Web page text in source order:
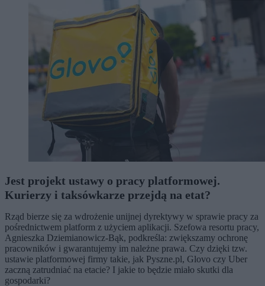
Jest projekt ustawy o pracy platformowej.
Kurierzy i taksówkarze przejdą na etat?
Rząd bierze się za wdrożenie unijnej dyrektywy w sprawie pracy za
pośrednictwem platform z użyciem aplikacji. Szefowa resortu pracy,
Agnieszka Dziemianowicz-Bąk, podkreśla: zwiększamy ochronę
pracowników i gwarantujemy im należne prawa. Czy dzięki tzw.
ustawie platformowej firmy takie, jak Pyszne.pl, Glovo czy Uber
zaczną zatrudniać na etacie? I jakie to będzie miało skutki dla
gospodarki?